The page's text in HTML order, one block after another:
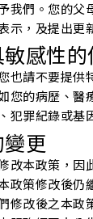
我們。您的父
示，及提出更
感性的
也請不要提供
您的病歷、醫
犯罪紀錄或基
更
改本政策，因
政策修改後仍
修改後之本政